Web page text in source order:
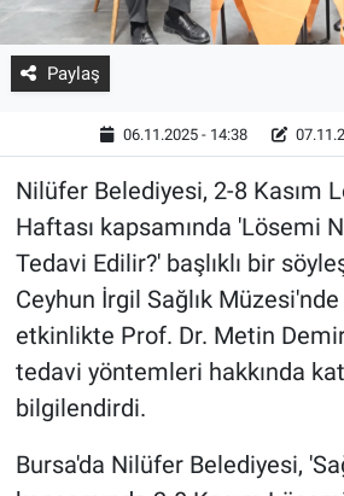
Paylaş
06.11.2025 - 14:38
Nilüfer Belediyesi, 2-8 Kasım
Haftası kapsamında 'Lösemi
Tedavi Edilir?' başlıklı bir
Ceyhun İrgil Sağlık
etkinlikte Prof. Dr. Metin
tedavi yöntemleri hakkında
bilgilendirdi.
Bursa'da Nilüfer Belediyesi,